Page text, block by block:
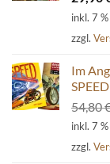
inkl. 7
zzgl.
Im
54,80
inkl. 7
zzgl.